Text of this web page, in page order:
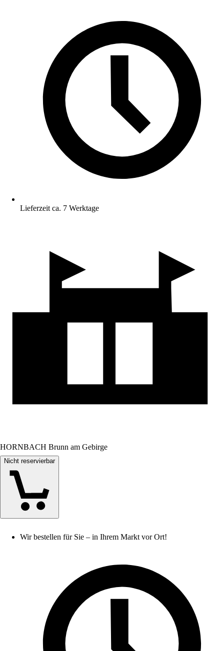
Lieferzeit ca. 7 Werktage
HORNBACH Brunn am Gebirge
Nicht reservierbar
Wir bestellen für Sie – in Ihrem Markt vor Ort!